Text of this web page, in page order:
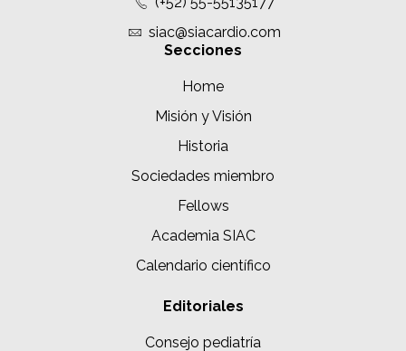
siac@siacardio.com
Secciones
Home
Misión y Visión
Historia
Sociedades miembro
Fellows
Academia SIAC
Calendario científico
Editoriales
Consejo pediatría